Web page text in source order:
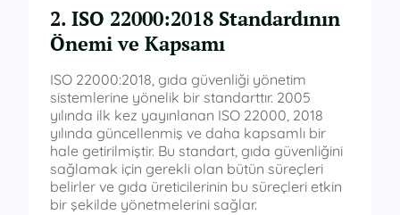
2. ISO 22000:2018 Standardının
Önemi ve Kapsamı
ISO 22000:2018, gıda güvenliği yönetim
sistemlerine yönelik bir standarttır. 2005
yılında ilk kez yayınlanan ISO 22000, 2018
yılında güncellenmiş ve daha kapsamlı bir
hale getirilmiştir. Bu standart, gıda güvenliğini
sağlamak için gerekli olan bütün süreçleri
belirler ve gıda üreticilerinin bu süreçleri etkin
bir şekilde yönetmelerini sağlar.